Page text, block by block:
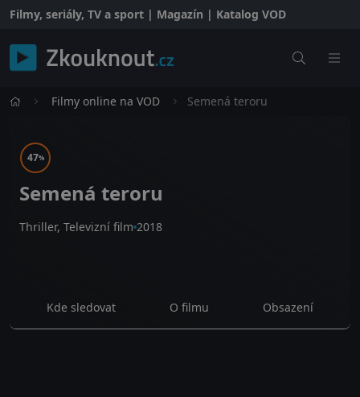
Filmy, seriály, TV a sport | Magazín | Katalog VOD
Filmy online na VOD Semená teroru
47%
Semená teroru
Thriller, Televizní film 2018
Kde sledovat O filmu Obsazení